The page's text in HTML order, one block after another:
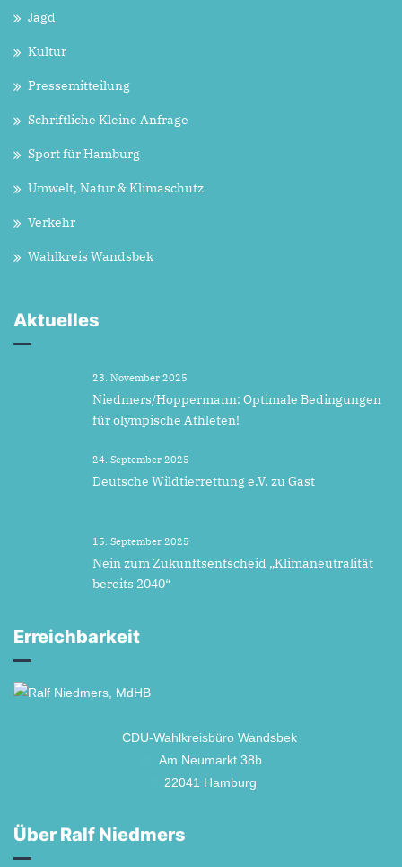
Jagd
Kultur
Pressemitteilung
Schriftliche Kleine Anfrage
Sport für Hamburg
Umwelt, Natur & Klimaschutz
Verkehr
Wahlkreis Wandsbek
Aktuelles
23. November 2025
Niedmers/Hoppermann: Optimale Bedingungen
für olympische Athleten!
24. September 2025
Deutsche Wildtierrettung e.V. zu Gast
15. September 2025
Nein zum Zukunftsentscheid „Klimaneutralität
bereits 2040“
Erreichbarkeit
CDU-Wahlkreisbüro Wandsbek
Am Neumarkt 38b
22041 Hamburg
Über Ralf Niedmers